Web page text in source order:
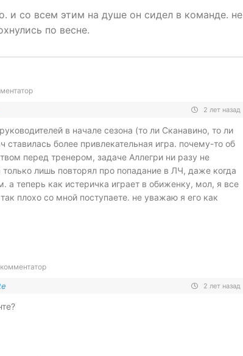
и со всем этим на душе он сидел в команде. не
по весне.
2 лет назад
в начале сезона (то ли Сканавино, то ли
ставилась более привлекательная игра. почему-то об
перед тренером, задаче Аллегри ни разу не
только лишь повторял про попадание в ЛЧ, даже когда
а теперь как истеричка играет в обиженку, мол, я все
плохо со мной поступаете. не уважаю я его как
2 лет назад